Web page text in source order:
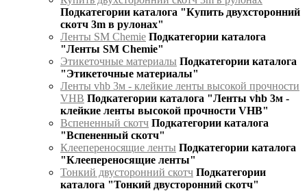
Подкатегории каталога "Купить двухсторонний
скотч 3m в рулонах"
Ленты SM Chemie Подкатегории каталога
"Ленты SM Chemie"
Этикеточные материалы Подкатегории каталога
"Этикеточные материалы"
Ленты vhb 3м - клейкие ленты высокой прочности
VHB Подкатегории каталога "Ленты vhb 3м -
клейкие ленты высокой прочности VHB"
Вспененный скотч Подкатегории каталога
"Вспененный скотч"
Клеепереносящие ленты Подкатегории каталога
"Клеепереносящие ленты"
Тонкий двусторонний скотч Подкатегории
каталога "Тонкий двусторонний скотч"